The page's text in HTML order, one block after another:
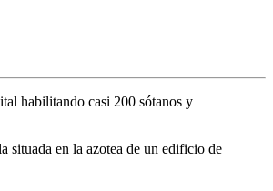
habilitando casi 200 sótanos y
situada en la azotea de un edificio de